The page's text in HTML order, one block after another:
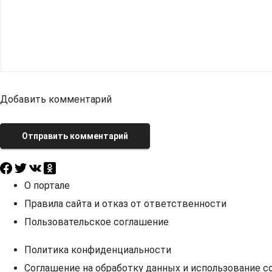
Добавить комментарий
Отправить комментарий
О портале
Правила сайта и отказ от ответственности
Пользовательское соглашение
Политика конфиденциальности
Соглашение на обработку данных и использование